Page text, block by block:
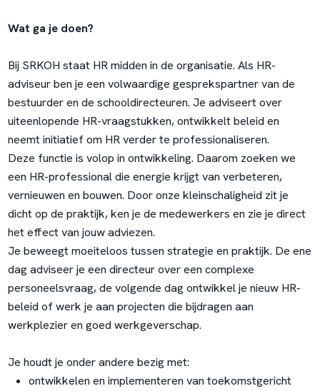
Wat ga je doen?
Bij SRKOH staat HR midden in de organisatie. Als HR-
adviseur ben je een volwaardige gesprekspartner van de
bestuurder en de schooldirecteuren. Je adviseert over
uiteenlopende HR-vraagstukken, ontwikkelt beleid en
neemt initiatief om HR verder te professionaliseren.
Deze functie is volop in ontwikkeling. Daarom zoeken we
een HR-professional die energie krijgt van verbeteren,
vernieuwen en bouwen. Door onze kleinschaligheid zit je
dicht op de praktijk, ken je de medewerkers en zie je direct
het effect van jouw adviezen.
Je beweegt moeiteloos tussen strategie en praktijk. De ene
dag adviseer je een directeur over een complexe
personeelsvraag, de volgende dag ontwikkel je nieuw HR-
beleid of werk je aan projecten die bijdragen aan
werkplezier en goed werkgeverschap.
Je houdt je onder andere bezig met:
ontwikkelen en implementeren van toekomstgericht